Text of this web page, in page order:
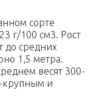
сорте
г/100 см3. Рост
до средних
1,5 метра.
весят 300-
крупным и